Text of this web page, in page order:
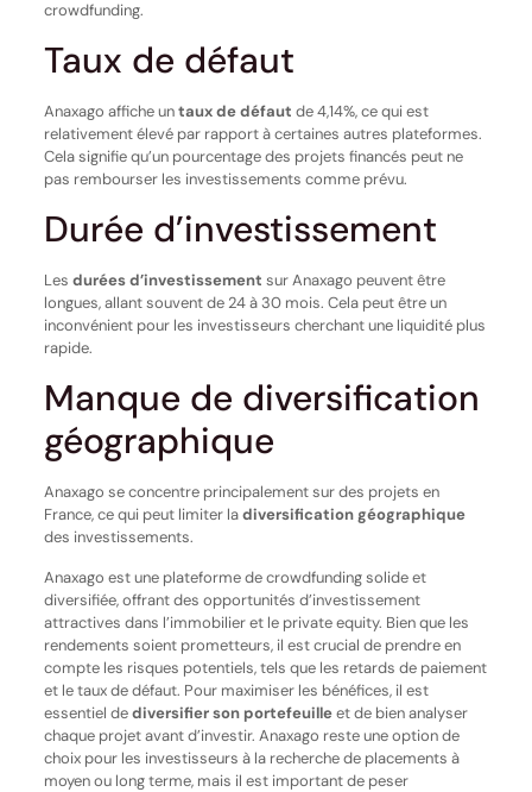
crowdfunding.
Taux de défaut
Anaxago affiche untaux de défaut de 4,14%, ce qui est
relativement élevé par rapport à certaines autres plateformes.
Cela signifie qu’un pourcentage des projets financés peut ne
pas rembourser les investissements comme prévu.
Durée d’investissement
Les durées d’investissement sur Anaxago peuvent être
longues, allant souvent de 24 à 30 mois. Cela peut être un
inconvénient pour les investisseurs cherchant une liquidité plus
rapide.
Manque de diversification
géographique
Anaxago se concentre principalement sur des projets en
France, ce qui peut limiter ladiversification géographique
des investissements.
Anaxago est une plateforme de crowdfunding solide et
diversifiée, offrant des opportunités d’investissement
attractives dans l’immobilier et le private equity. Bien que les
rendements soient prometteurs, il est crucial de prendre en
compte les risques potentiels, tels que les retards de paiement
et le taux de défaut. Pour maximiser les bénéfices, il est
essentiel dediversifier son portefeuilleet de bien analyser
chaque projet avant d’investir. Anaxago reste une option de
choix pour les investisseurs à la recherche de placements à
moyen ou long terme, mais il est important de peser